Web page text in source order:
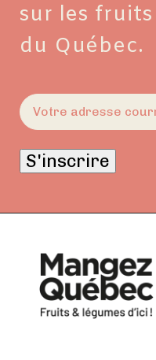
sur les
du Québec.
E-
mail(Nécessaire)
S'inscrire